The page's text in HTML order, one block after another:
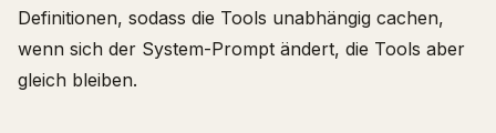
Definitionen, sodass die Tools unabhängig cachen,
wenn sich der System-Prompt ändert, die Tools aber
gleich bleiben.